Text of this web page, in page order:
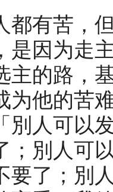
有苦，
是因为走
主的路，
为他的苦
別人可以
；別人可
要了；別